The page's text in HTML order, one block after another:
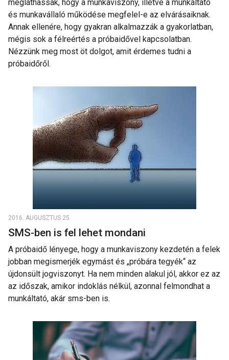
megláthassák, hogy a munkaviszony, illetve a munkáltató
és munkavállaló működése megfelel-e az elvárásaiknak.
Annak ellenére, hogy gyakran alkalmazzák a gyakorlatban,
mégis sok a félreértés a próbaidővel kapcsolatban.
Nézzünk meg most öt dolgot, amit érdemes tudni a
próbaidőről.
2016. AUGUSZTUS 25.
SMS-ben is fel lehet mondani
A próbaidő lényege, hogy a munkaviszony kezdetén a felek
jobban megismerjék egymást és „próbára tegyék“ az
újdonsült jogviszonyt. Ha nem minden alakul jól, akkor ez az
az időszak, amikor indoklás nélkül, azonnal felmondhat a
munkáltató, akár sms-ben is.